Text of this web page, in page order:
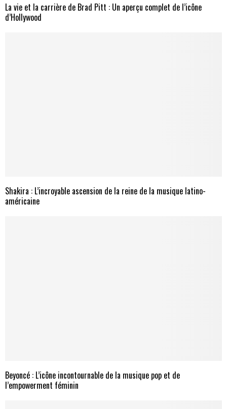
La vie et la carrière de Brad Pitt : Un aperçu complet de l’icône
d’Hollywood
Shakira : L’incroyable ascension de la reine de la musique latino-
américaine
Beyoncé : L’icône incontournable de la musique pop et de
l’empowerment féminin